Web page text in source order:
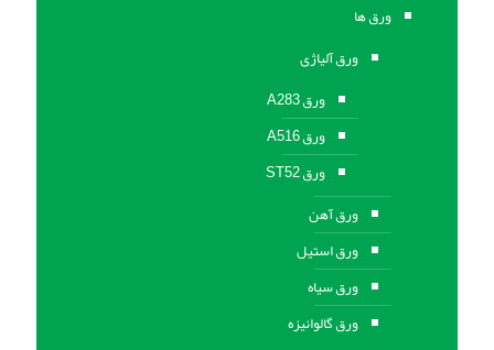
ورق ها
ورق آلیاژی
ورق A283
ورق A516
ورق ST52
ورق آهن
ورق استیل
ورق سیاه
ورق گالوانیزه